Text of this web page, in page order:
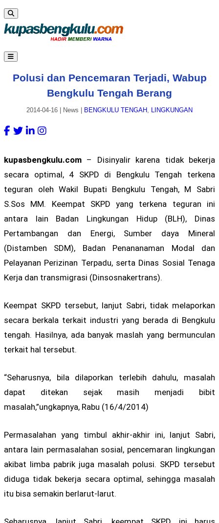
Polusi dan Pencemaran Terjadi, Wabup
Bengkulu Tengah Berang
2014-04-16 News BENGKULU TENGAH, LINGKUNGAN
kupasbengkulu.com – Disinyalir karena tidak bekerja
secara optimal, 4 SKPD di Bengkulu Tengah terkena
teguran oleh Wakil Bupati Bengkulu Tengah, M Sabri
S.Sos MM. Keempat SKPD yang terkena teguran ini
antara lain Badan Lingkungan Hidup (BLH), Dinas
Pertambangan dan Energi, Sumber daya Mineral
(Distamben SDM), Badan Penananaman Modal dan
Pelayanan Perizinan Terpadu, serta Dinas Sosial Tenaga
Kerja dan transmigrasi (Dinsosnakertrans).
Keempat SKPD tersebut, lanjut Sabri, tidak melaporkan
secara berkala terkait industri yang berada di Bengkulu
tengah. Hasilnya, ada banyak maslah yang bermunculan
terkait hal tersebut.
“Seharusnya, bila dilaporkan terlebih dahulu, masalah
dapat ditekan sejak masih menjadi bibit
masalah,”ungkapnya, Rabu (16/4/2014)
Permasalahan yang timbul akhir-akhir ini, lanjut Sabri,
antara lain permasalahan sosial, pencemaran lingkungan
akibat limba pabrik juga masalah polusi. SKPD tersebut
diduga tidak bekerja secara optimal, sehingga masalah
itu bisa semakin berlarut-larut.